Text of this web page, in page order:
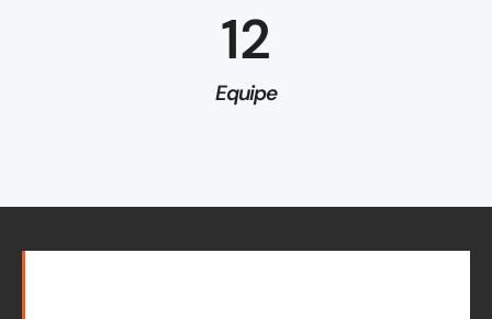
Equipe
12